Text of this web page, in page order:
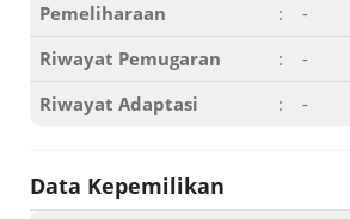
Pemeliharaan
:
-
Riwayat Pemugaran
:
-
Riwayat Adaptasi
: -
Data Kepemilikan